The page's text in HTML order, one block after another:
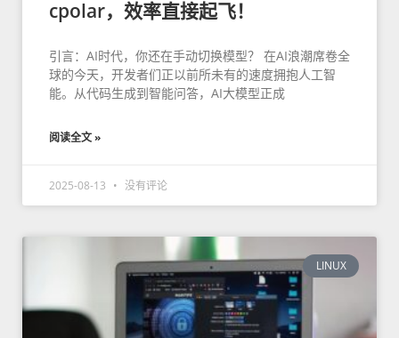
cpolar，效率直接起飞！
引言：AI时代，你还在手动切换模型？ 在AI浪潮席卷全
球的今天，开发者们正以前所未有的速度拥抱人工智
能。从代码生成到智能问答，AI大模型正成
阅读全文 »
2025-08-13 没有评论
LINUX